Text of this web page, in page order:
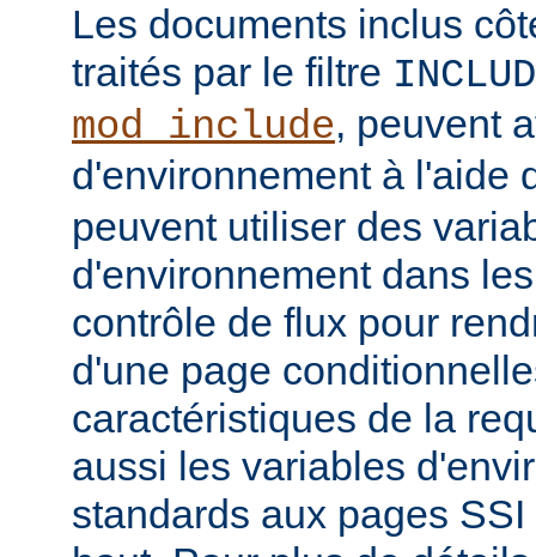
Les documents inclus
traités par le filtre
mod_include, peuvent
d'environnement à l'aide
peuvent utiliser des
d'environnement dans
contrôle de flux pour
d'une page
caractéristiques de la
aussi les variables
standards aux pages